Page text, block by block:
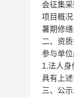
会征集
项目概况
暑期修
二、资
参与单
1.法人身
具有上
三、公